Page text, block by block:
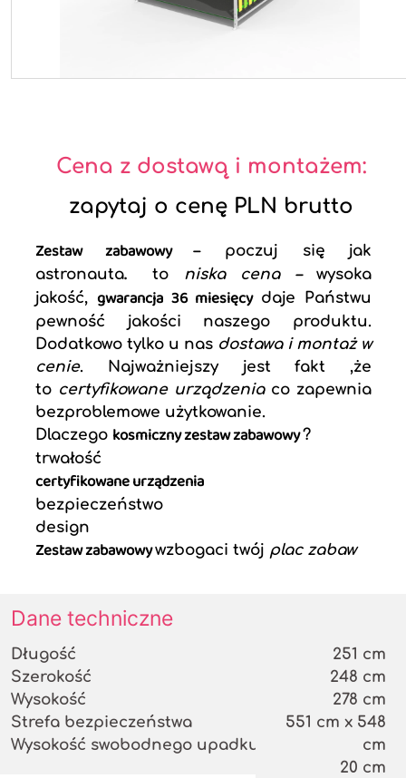
Cena z dostawą i montażem:
zapytaj o cenę PLN brutto
Zestaw zabawowy– poczuj się jak
astronauta.to niska cena –wysoka
jakość,gwarancja 36 miesięcy daje Państwu
pewność jakości naszego produktu.
Dodatkowo tylko u nas dostawa i montaż w
cenie. Najważniejszy jest fakt ,że
to certyfikowane urządzenia co zapewnia
bezproblemowe użytkowanie.
Dlaczego kosmicznyzestaw zabawowy?
trwałość
certyfikowane urządzenia
bezpieczeństwo
design
Zestaw zabawowywzbogaci twój plac zabaw
Dane techniczne
Długość
Szerokość
Wysokość
Strefa bezpieczeństwa
Wysokość swobodnego upadku
251 cm
248 cm
278 cm
551 cm x 548
cm
20 cm